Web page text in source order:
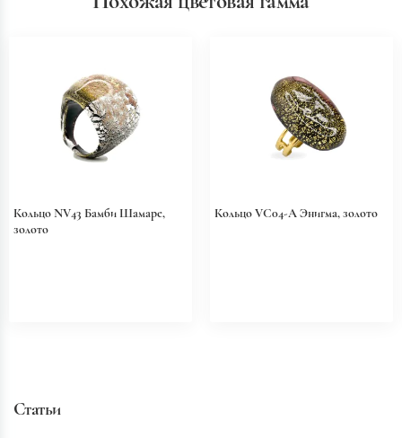
Кольцо NV43 Бамби Шамаре,
золото
Кольцо VC04-A Энигма, золото
Статьи